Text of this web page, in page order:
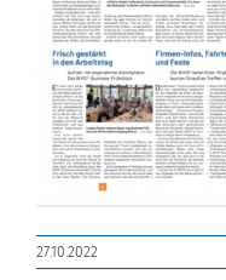
27.10.2022